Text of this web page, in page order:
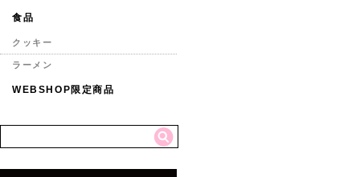
食品
クッキー
ラーメン
WEBSHOP限定商品